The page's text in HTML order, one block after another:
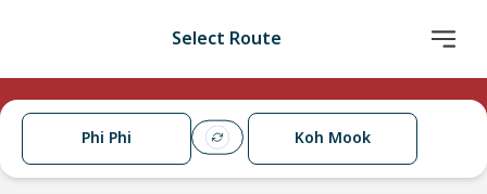
Select Route
Phi Phi Koh Mook